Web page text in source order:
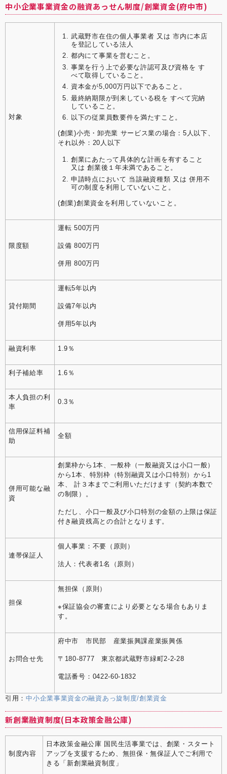
中小企業事業資金の融資あっせん制度/創業資金(府中市)
対象
武蔵野市在住の個人事業者 又は 市内に本店
を登記している法人
都内にて事業を営むこと。
事業を行う上で必要な許認可及び資格を す
べて取得していること。
資本金が5,000万円以下であること。
最終納期限が到来している税を すべて完納
していること。
以下の従業員数要件を満たすこと。
(創業)小売・卸売業 サービス業の場合：5人以下、
それ以外：20人以下
創業にあたって具体的な計画を有すること
又は 創業後１年未満であること。
申請時点において 当該融資種類 又は 併用不
可の制度を利用していないこと。
(創業)創業資金を利用していないこと。
限度額
運転 500万円
設備 800万円
併用 800万円
貸付期間
運転5年以内
設備7年以内
併用5年以内
融資利率 1.9％
利子補給率 1.6％
本人負担の利
率
0.3％
信用保証料補
助
全額
併用可能な融
資
創業枠から1本、一般枠（一般融資又は小口一般）
から1本、特別枠（特別融資又は小口特別）から1
本、 計３本までご利用いただけます（契約本数で
の制限）。
ただし、小口一般及び小口特別の金額の上限は保証
付き融資残高との合計となります。
連帯保証人
個人事業：不要（原則）
法人：代表者1名（原則）
担保
無担保（原則）
※保証協会の審査により必要となる場合もありま
す。
お問合せ先
府中市 市民部 産業振興課産業振興係
〒180-8777 東京都武蔵野市緑町2-2-28
電話番号：0422-60-1832
引用：中小企業事業資金の融資あっ旋制度/創業資金
新創業融資制度(日本政策金融公庫)
制度内容
日本政策金融公庫 国民生活事業では、創業・スタート
アップを支援するため、無担保・無保証人でご利用で
きる「新創業融資制度」